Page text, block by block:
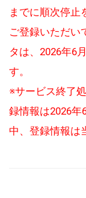
までに順次停止
ご登録いただい
タは、2026年6
す。
※サービス終了
録情報は2026年
中、登録情報は